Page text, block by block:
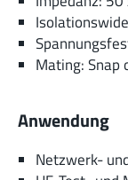
Mating: Snap
Anwendung
Netzwerk-